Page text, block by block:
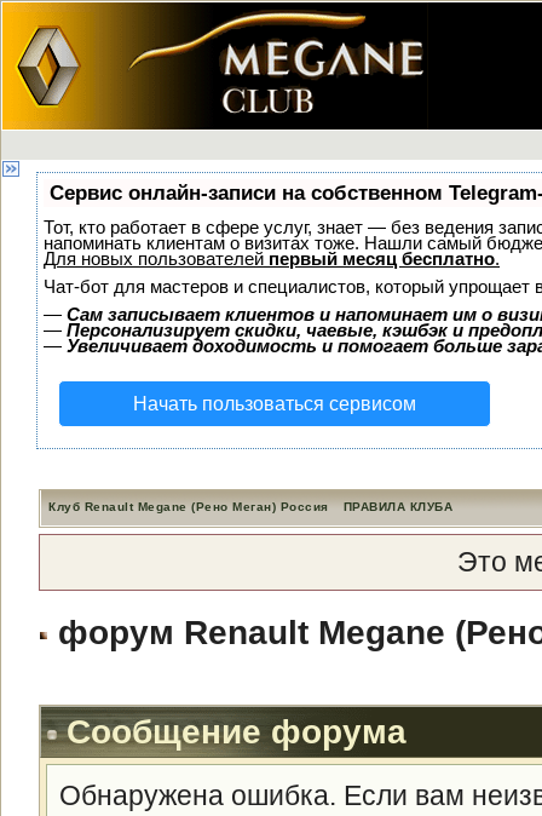
Сервис онлайн-записи на собственном
Тот, кто работает в сфере услуг, знает — без ведения
напоминать клиентам о визитах тоже. Нашли самый
Для новых пользователей первый месяц бесплатно.
Чат-бот для мастеров и специалистов, который упрощает
— Сам записывает клиентов и напоминает им о
— Персонализирует скидки, чаевые, кэшбэк и
— Увеличивает доходимость и помогает больше
Начать пользоваться сервисом
Клуб Renault Megane (Рено Меган) Россия ПРАВИЛА КЛУБА
Это
форум Renault Megane
Сообщение форума
Обнаружена ошибка. Если вам